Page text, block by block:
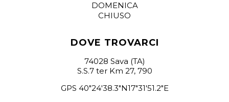
DOMENICA
CHIUSO
DOVE TROVARCI
74028 Sava (TA)
S.S.7 ter Km 27, 790
GPS 40"24'38.3"N17"31'51.2"E